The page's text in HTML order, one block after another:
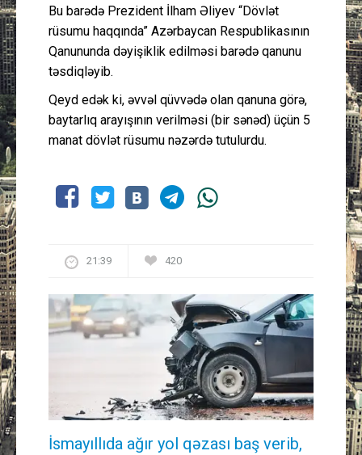
Gündəm
Peşə etikası
Bu barədə Prezident İlham Əliyev “Dövlət
rüsumu haqqında” Azərbaycan Respublikasının
Qanununda dəyişiklik edilməsi barədə qanunu
təsdiqləyib.
Qeyd edək ki, əvvəl qüvvədə olan qanuna görə,
baytarlıq arayışının verilməsi (bir sənəd) üçün 5
manat dövlət rüsumu nəzərdə tutulurdu.
21:39 420
İsmayıllıda ağır yol qəzası baş verib,